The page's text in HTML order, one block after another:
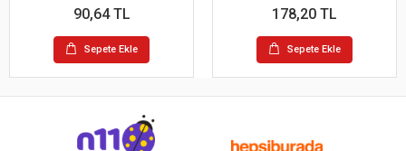
90,64 TL
Sepete Ekle
178,20 TL
Sepete Ekle